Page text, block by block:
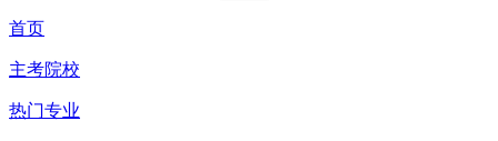
首页
主考院校
热门专业